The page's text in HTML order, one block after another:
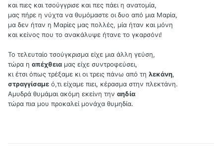
και πιες και τσούγγρισε και πες πάει η ανατομία,
μας πήρε η νύχτα να θυμόμαστε οι δυο από μια Μαρία,
μα δεν ήταν η Μαρίες μας πολλές, μία ήταν και μόνη
και κείνος που το ανακάλυψε ήτανε το γκαρσόνι!
Το τελευταίο τσούγκρισμα είχε μια άλλη γεύση,
τώρα η απέχθεια μας είχε συντροφεύσει,
κι έτσι όπως τρέξαμε κι οι τρεις πάνω από τη λεκάνη,
στραγγίσαμε ό,τι είχαμε πιει, κέρασμα στην πλεκτάνη.
Αμυδρά θυμάμαι ακόμη εκείνη την αηδία
τώρα πια μου προκαλεί μονάχα θυμηδία.